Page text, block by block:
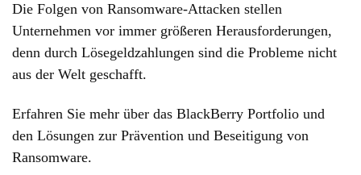
Die Folgen von Ransomware-Attacken stellen
Unternehmen vor immer größeren Herausforderungen,
denn durch Lösegeldzahlungen sind die Probleme nicht
aus der Welt geschafft.
Erfahren Sie mehr über das BlackBerry Portfolio und
den Lösungen zur Prävention und Beseitigung von
Ransomware.